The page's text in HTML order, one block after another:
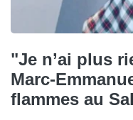
"Je n’ai plus
Marc-
flammes au